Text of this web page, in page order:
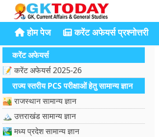
होम पेज करेंट अफेयर्स प्रश्नोत्तरी
करेंट अफेयर्स
📝 करेंट अफेयर्स 2025-26
राज्य स्तरीय PCS परीक्षाओं हेतु सामान्य ज्ञान
🏜️ राजस्थान सामान्य ज्ञान
🏔️ उत्तराखंड सामान्य ज्ञान
🏞️ मध्य प्रदेश सामान्य ज्ञान